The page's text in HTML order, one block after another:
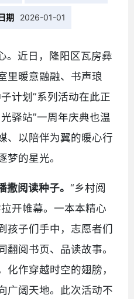
期 2026-01-01
。近日，隆阳区瓦房彝
里暖意融融、书声琅
计划”系列活动在此正
驿站”一周年庆典也温
、以陪伴为翼的暖心行
梦的星光。
撒阅读种子。“乡村阅
开帷幕。一本本精心
孩子们手中，志愿者们
翻阅书页、品读故事。
作穿越时空的翅膀，
广阔天地。此次活动不